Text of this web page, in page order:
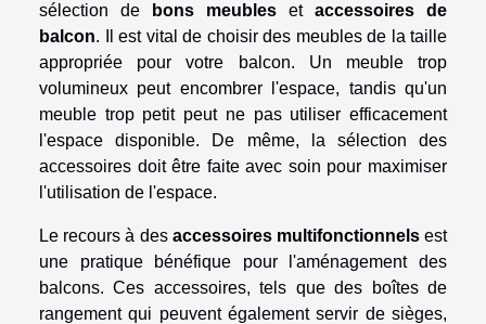
sélection de
bons meubles et accessoires de
balcon. Il est vital de choisir des meubles de la taille
appropriée pour votre balcon. Un meuble trop
volumineux peut encombrer l'espace, tandis qu'un
meuble trop petit peut ne pas utiliser efficacement
l'espace disponible. De même, la sélection des
accessoires doit être faite avec soin pour maximiser
l'utilisation de l'espace.
Le recours à des accessoires multifonctionnelsest
une pratique bénéfique pour l'aménagement des
balcons. Ces accessoires, tels que des boîtes de
rangement qui peuvent également servir de sièges,